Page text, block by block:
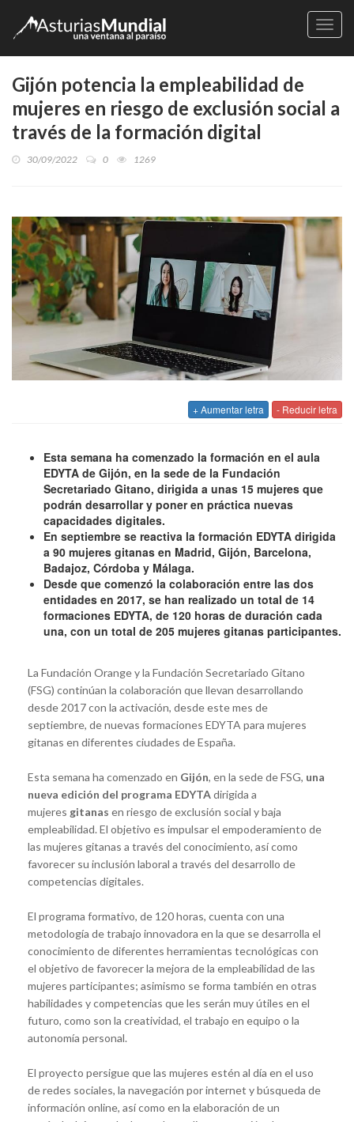
Gijón potencia la empleabilidad de
mujeres en riesgo de exclusión social a
través de la formación digital
30/09/2022 0 1269
+ Aumentar letra - Reducir letra
Esta semana ha comenzado la formación en el aula
EDYTA de Gijón, en la sede de la Fundación
Secretariado Gitano, dirigida a unas 15 mujeres que
podrán desarrollar y poner en práctica nuevas
capacidades digitales.
En septiembre se reactiva la formación EDYTA dirigida
a 90 mujeres gitanas en Madrid, Gijón, Barcelona,
Badajoz, Córdoba y Málaga.
Desde que comenzó la colaboración entre las dos
entidades en 2017, se han realizado un total de 14
formaciones EDYTA, de 120 horas de duración cada
una, con un total de 205 mujeres gitanas participantes.
La Fundación Orange y la Fundación Secretariado Gitano
(FSG) continúan la colaboración que llevan desarrollando
desde 2017 con la activación, desde este mes de
septiembre, de nuevas formaciones EDYTA para mujeres
gitanas en diferentes ciudades de España.
Esta semana ha comenzado en Gijón, en la sede de FSG, una
nueva edición del programa EDYTAdirigida a
mujeres gitanas en riesgo de exclusión social y baja
empleabilidad. El objetivo es impulsar el empoderamiento de
las mujeres gitanas a través del conocimiento, así como
favorecer su inclusión laboral a través del desarrollo de
competencias digitales.
El programa formativo, de 120 horas, cuenta con una
metodología de trabajo innovadora en la que se desarrolla el
conocimiento de diferentes herramientas tecnológicas con
el objetivo de favorecer la mejora de la empleabilidad de las
mujeres participantes; asimismo se forma también en otras
habilidades y competencias que les serán muy útiles en el
futuro, como son la creatividad, el trabajo en equipo o la
autonomía personal.
El proyecto persigue que las mujeres estén al día en el uso
de redes sociales, la navegación por internet y búsqueda de
información online, así como en la elaboración de un